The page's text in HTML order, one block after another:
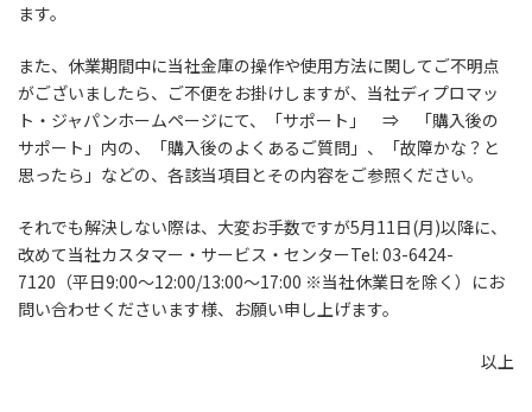
ます。
また、休業期間中に当社金庫の操作や使用方法に関してご不明点
がございましたら、ご不便をお掛けしますが、当社ディプロマッ
ト・ジャパンホームページにて、「サポート」 ⇒ 「購入後の
サポート」内の、「購入後のよくあるご質問」、「故障かな？と
思ったら」などの、各該当項目とその内容をご参照ください。
それでも解決しない際は、大変お手数ですが5月11日(月)以降に、
改めて当社カスタマー・サービス・センターTel: 03-6424-
7120（平日9:00～12:00/13:00～17:00 ※当社休業日を除く）にお
問い合わせくださいます様、お願い申し上げます。
以上